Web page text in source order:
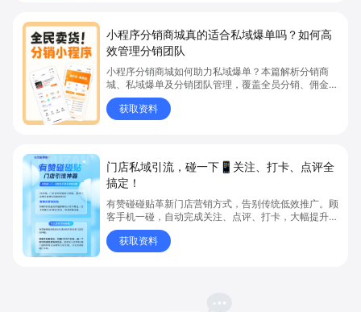
小程序分销商城真的适合私域爆单吗？如何高
效管理分销团队
小程序分销商城如何助力私域爆单？本篇解析分销商
城、私域爆单及分销团队管理，覆盖全员分销、佣金结
算、企微绑定等场景，帮助品牌和商家高效管理分销团
队，实现分销业绩持续增长。立即了解分销商城核心功
能，点击获取私域运营新思路。
获取资料
门店私域引流，碰一下📱关注、打卡、点评全
搞定！
有赞碰碰贴革新门店营销方式，告别传统低效推广。顾
客手机一碰，自动完成关注、点评、打卡，大幅提升点
评收藏率至 40%，轻松跻身商圈前列。AI 助力自动生
成笔记，一周新增超 500 篇 UGC，节省宣传成本。碰
一碰即可添加私域好友，转化率达 95%，促进复购翻
获取资料